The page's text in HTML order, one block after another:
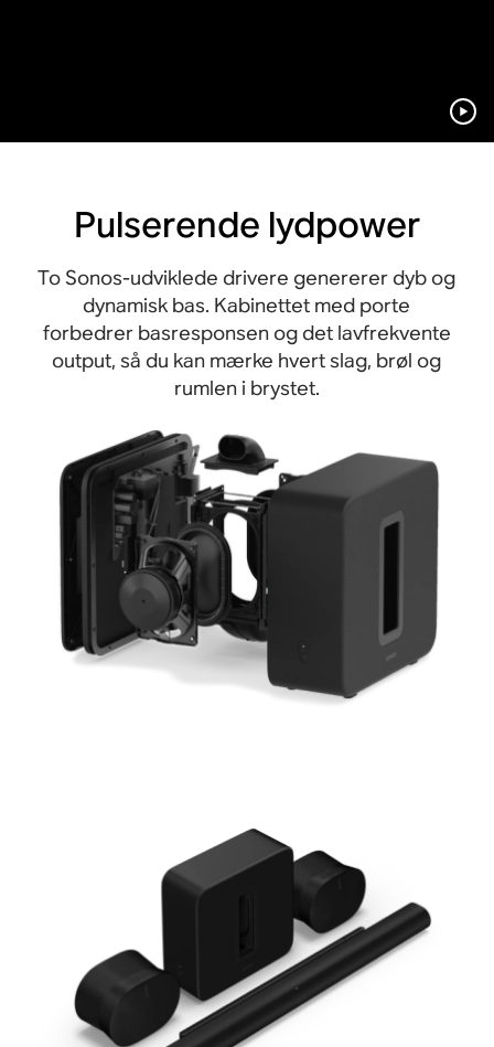
Pulserende lydpower
To Sonos-udviklede drivere genererer dyb og
dynamisk bas. Kabinettet med porte
forbedrer basresponsen og det lavfrekvente
output, så du kan mærke hvert slag, brøl og
rumlen i brystet.